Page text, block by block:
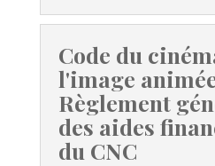
Code du
l'image
Règlement
des aides
du CNC